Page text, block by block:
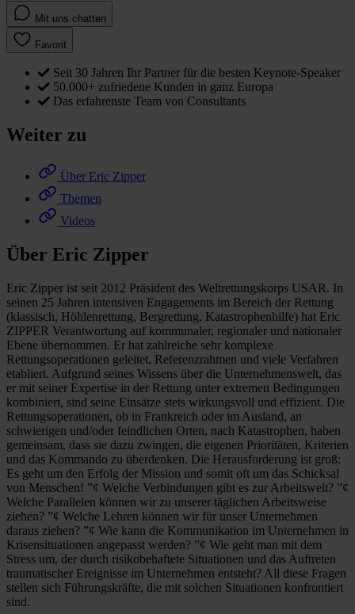
Mit uns chatten
Favorit
Seit 30 Jahren Ihr Partner für die besten Keynote-Speaker
50.000+ zufriedene Kunden in ganz Europa
Das erfahrenste Team von Consultants
Weiter zu
Über Eric Zipper
Themen
Videos
Über Eric Zipper
Eric Zipper ist seit 2012 Präsident des Weltrettungskorps USAR. In
seinen 25 Jahren intensiven Engagements im Bereich der Rettung
(klassisch, Höhlenrettung, Bergrettung, Katastrophenhilfe) hat Eric
ZIPPER Verantwortung auf kommunaler, regionaler und nationaler
Ebene übernommen. Er hat zahlreiche sehr komplexe
Rettungsoperationen geleitet, Referenzrahmen und viele Verfahren
etabliert. Aufgrund seines Wissens über die Unternehmenswelt, das
er mit seiner Expertise in der Rettung unter extremen Bedingungen
kombiniert, sind seine Einsätze stets wirkungsvoll und effizient. Die
Rettungsoperationen, ob in Frankreich oder im Ausland, an
schwierigen und/oder feindlichen Orten, nach Katastrophen, haben
gemeinsam, dass sie dazu zwingen, die eigenen Prioritäten, Kriterien
und das Kommando zu überdenken. Die Herausforderung ist groß:
Es geht um den Erfolg der Mission und somit oft um das Schicksal
von Menschen! ”¢ Welche Verbindungen gibt es zur Arbeitswelt? ”¢
Welche Parallelen können wir zu unserer täglichen Arbeitsweise
ziehen? ”¢ Welche Lehren können wir für unser Unternehmen
daraus ziehen? ”¢ Wie kann die Kommunikation im Unternehmen in
Krisensituationen angepasst werden? ”¢ Wie geht man mit dem
Stress um, der durch risikobehaftete Situationen und das Auftreten
traumatischer Ereignisse im Unternehmen entsteht? All diese Fragen
stellen sich Führungskräfte, die mit solchen Situationen konfrontiert
sind.